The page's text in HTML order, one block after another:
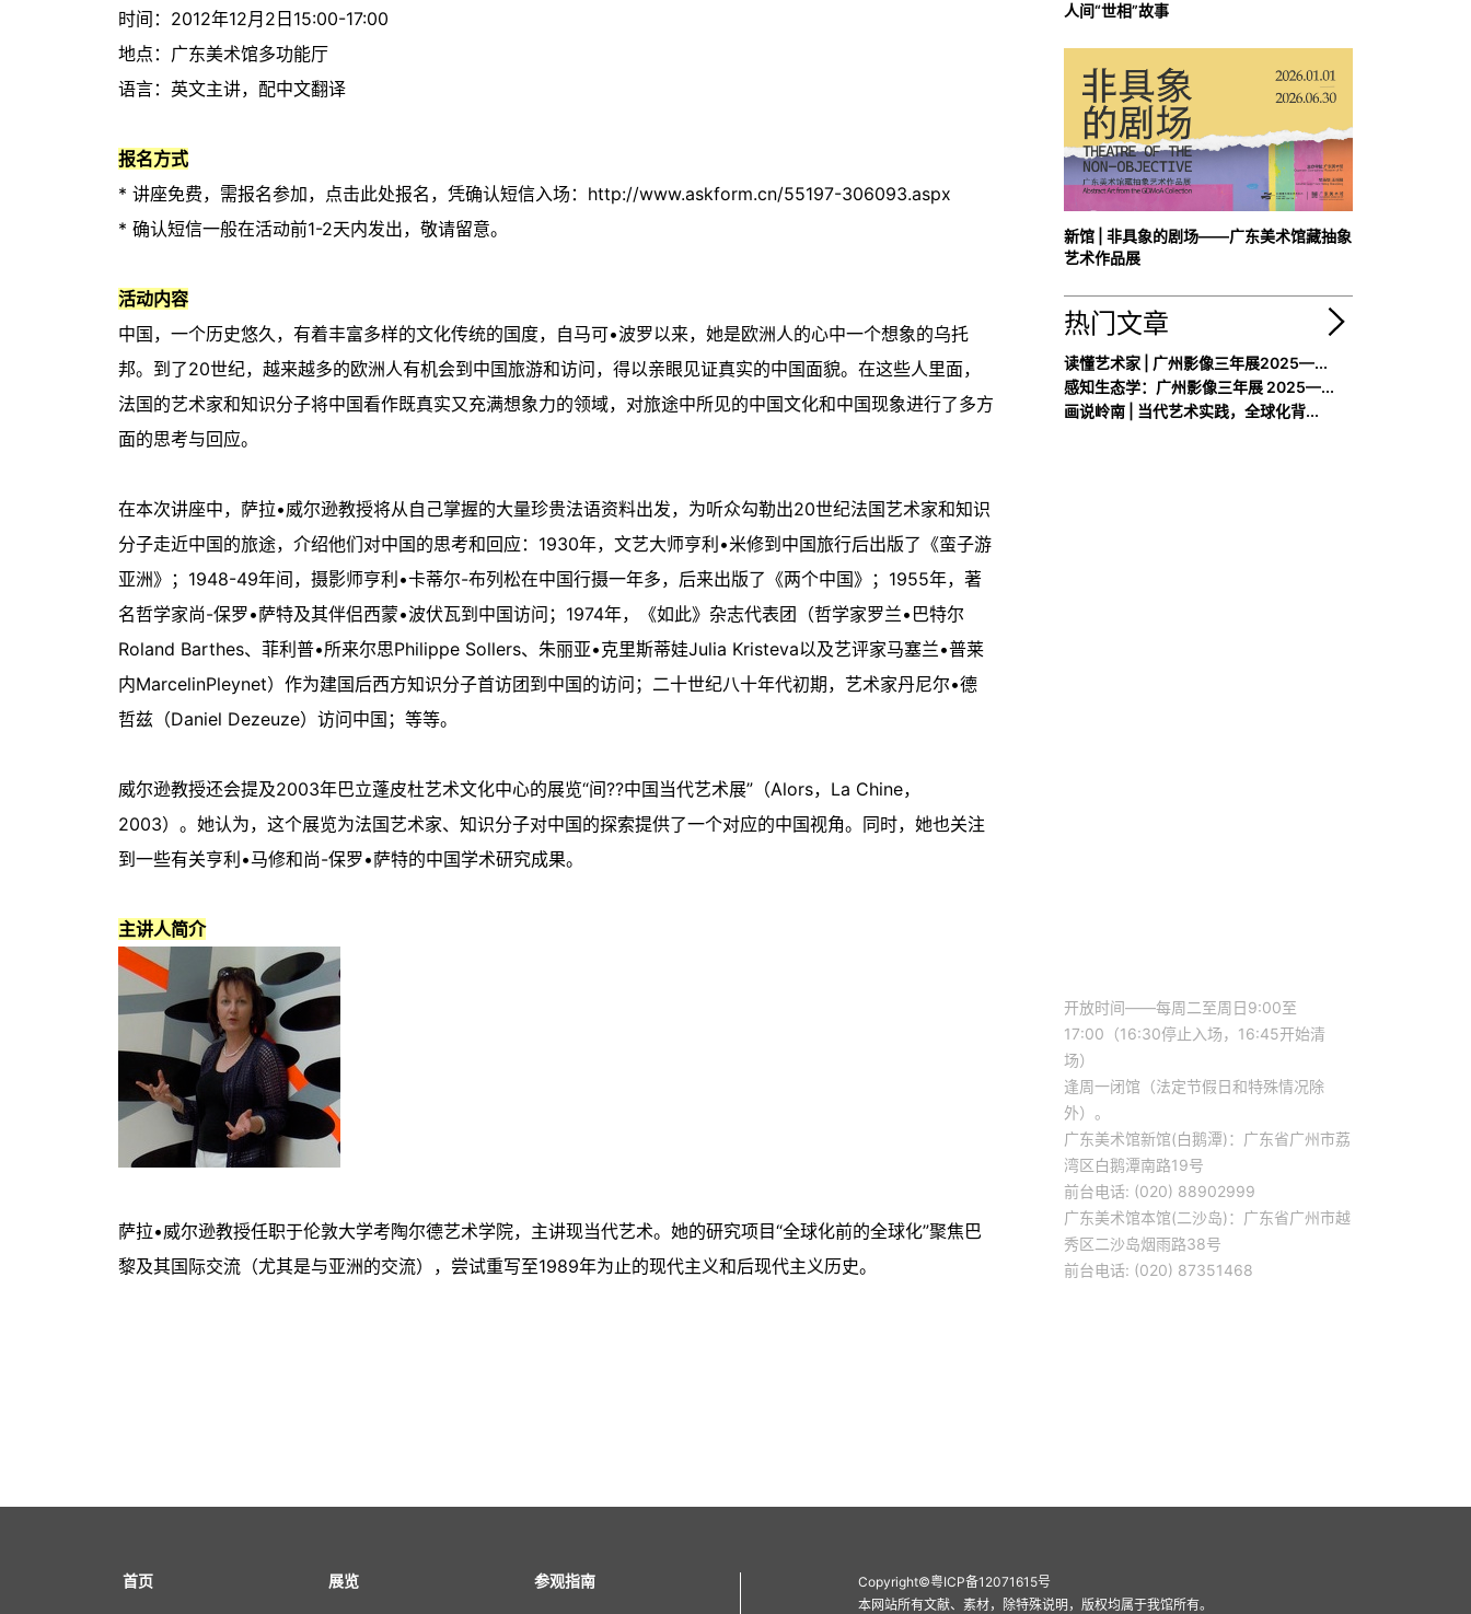
时间：2012年12月2日15:00-17:00
地点：广东美术馆多功能厅
语言：英文主讲，配中文翻译
报名方式
* 讲座免费，需报名参加，点击此处报名，凭确认短信入场：http://www.askform.cn/55197-306093.aspx
* 确认短信一般在活动前1-2天内发出，敬请留意。
活动内容
中国，一个历史悠久，有着丰富多样的文化传统的国度，自马可•波罗以来，她是欧洲人的心中一个想象的乌托
邦。到了20世纪，越来越多的欧洲人有机会到中国旅游和访问，得以亲眼见证真实的中国面貌。在这些人里面，
法国的艺术家和知识分子将中国看作既真实又充满想象力的领域，对旅途中所见的中国文化和中国现象进行了多方
面的思考与回应。
在本次讲座中，萨拉•威尔逊教授将从自己掌握的大量珍贵法语资料出发，为听众勾勒出20世纪法国艺术家和知识
分子走近中国的旅途，介绍他们对中国的思考和回应：1930年，文艺大师亨利•米修到中国旅行后出版了《蛮子游
亚洲》；1948-49年间，摄影师亨利•卡蒂尔-布列松在中国行摄一年多，后来出版了《两个中国》；1955年，著
名哲学家尚-保罗•萨特及其伴侣西蒙•波伏瓦到中国访问；1974年，《如此》杂志代表团（哲学家罗兰•巴特尔
Roland Barthes、菲利普•所来尔思Philippe Sollers、朱丽亚•克里斯蒂娃Julia Kristeva以及艺评家马塞兰•普莱
内MarcelinPleynet）作为建国后西方知识分子首访团到中国的访问；二十世纪八十年代初期，艺术家丹尼尔•德
哲兹（Daniel Dezeuze）访问中国；等等。
威尔逊教授还会提及2003年巴立蓬皮杜艺术文化中心的展览“间??中国当代艺术展”（Alors，La Chine，
2003）。她认为，这个展览为法国艺术家、知识分子对中国的探索提供了一个对应的中国视角。同时，她也关注
到一些有关亨利•马修和尚-保罗•萨特的中国学术研究成果。
主讲人简介
萨拉•威尔逊教授任职于伦敦大学考陶尔德艺术学院，主讲现当代艺术。她的研究项目“全球化前的全球化”聚焦巴
黎及其国际交流（尤其是与亚洲的交流），尝试重写至1989年为止的现代主义和后现代主义历史。
人间“世相”故事
新馆 | 非具象的剧场——广东美术馆藏抽象
艺术作品展
热门文章
读懂艺术家 | 广州影像三年展2025—...
感知生态学：广州影像三年展 2025—...
画说岭南 | 当代艺术实践，全球化背...
开放时间——每周二至周日9:00至
17:00（16:30停止入场，16:45开始清
场）
逢周一闭馆（法定节假日和特殊情况除
外）。
广东美术馆新馆(白鹅潭)：广东省广州市荔
湾区白鹅潭南路19号
前台电话: (020) 88902999
广东美术馆本馆(二沙岛)：广东省广州市越
秀区二沙岛烟雨路38号
前台电话: (020) 87351468
首页 展览 参观指南 Copyright©粤ICP备12071615号
本网站所有文献、素材，除特殊说明，版权均属于我馆所有。